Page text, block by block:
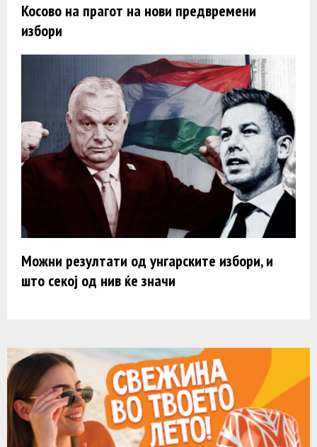
Косово на прагот на нови предвремени
избори
Можни резултати од унгарските избори, и
што секој од нив ќе значи